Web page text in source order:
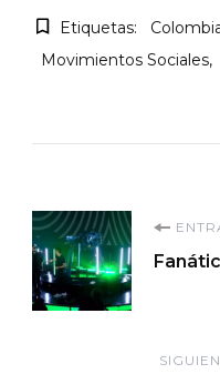
Etiquetas:
Movimientos Sociales
de